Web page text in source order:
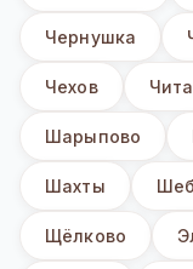
Чернушка
Чехов Чита
Шарыпово
Шахты
Щёлково